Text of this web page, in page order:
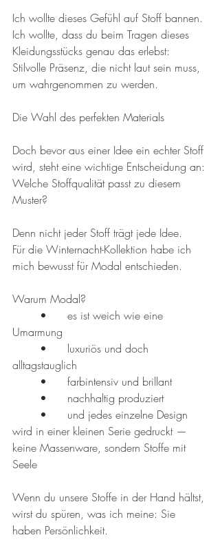
Ich wollte dieses Gefühl auf Stoff bannen.
Ich wollte, dass du beim Tragen dieses
Kleidungsstücks genau das erlebst:
Stilvolle Präsenz, die nicht laut sein muss,
um wahrgenommen zu werden.
Die Wahl des perfekten Materials
Doch bevor aus einer Idee ein echter Stoff
wird, steht eine wichtige Entscheidung an:
Welche Stoffqualität passt zu diesem
Muster?
Denn nicht jeder Stoff trägt jede Idee.
Für die Winternacht-Kollektion habe ich
mich bewusst für Modal entschieden.
Warum Modal?
Umarmung
alltagstauglich
	•	farbintensiv und brillant
	•	nachhaltig produziert
wird in einer kleinen Serie gedruckt —
keine Massenware, sondern Stoffe mit
Seele
Wenn du unsere Stoffe in der Hand hältst,
wirst du spüren, was ich meine: Sie
haben Persönlichkeit.